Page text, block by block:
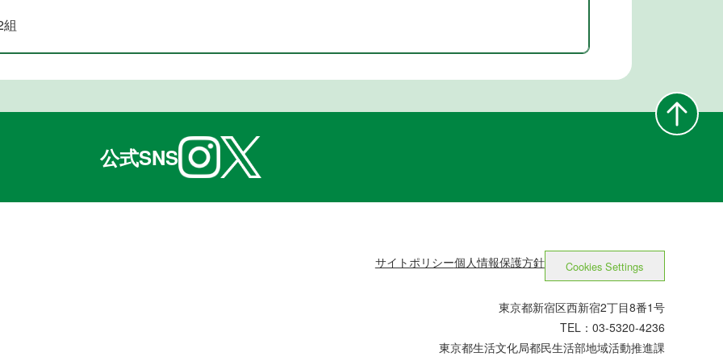
組
公式SNS
サイトポリシー個人情報保護方針 Cookies Settings
東京都新宿区西新宿2丁目8番1号
TEL：03-5320-4236
東京都生活文化局都民生活部地域活動推進課